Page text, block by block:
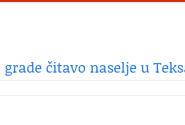
čitavo naselje u